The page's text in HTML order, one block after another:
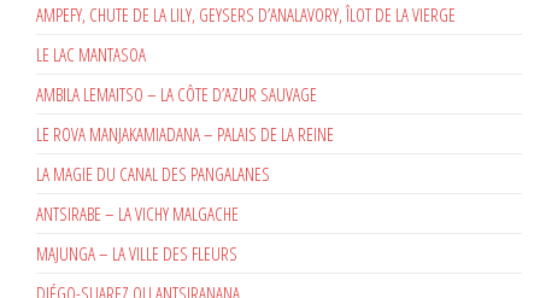
AMPEFY, CHUTE DE LA LILY, GEYSERS D’ANALAVORY, ÎLOT DE LA VIERGE
LE LAC MANTASOA
AMBILA LEMAITSO – LA CÔTE D’AZUR SAUVAGE
LE ROVA MANJAKAMIADANA – PALAIS DE LA REINE
LA MAGIE DU CANAL DES PANGALANES
ANTSIRABE – LA VICHY MALGACHE
MAJUNGA – LA VILLE DES FLEURS
DIÉGO-SUAREZ OU ANTSIRANANA